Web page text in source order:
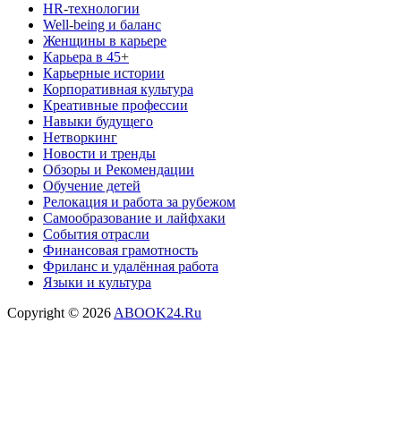
HR‑технологии
Well-being и баланс
Женщины в карьере
Карьера в 45+
Карьерные истории
Корпоративная культура
Креативные профессии
Навыки будущего
Нетворкинг
Новости и тренды
Обзоры и Рекомендации
Обучение детей
Релокация и работа за рубежом
Самообразование и лайфхаки
События отрасли
Финансовая грамотность
Фриланс и удалённая работа
Языки и культура
Copyright © 2026 ABOOK24.Ru